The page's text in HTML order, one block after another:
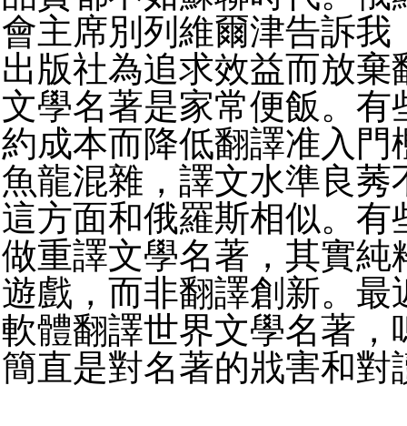
會主席別列維爾津告訴我
出版社為追求效益而放棄
文學名著是家常便飯。有
約成本而降低翻譯准入門
魚龍混雜，譯文水準良莠
這方面和俄羅斯相似。有
做重譯文學名著，其實純
遊戲，而非翻譯創新。最
軟體翻譯世界文學名著，
簡直是對名著的戕害和對